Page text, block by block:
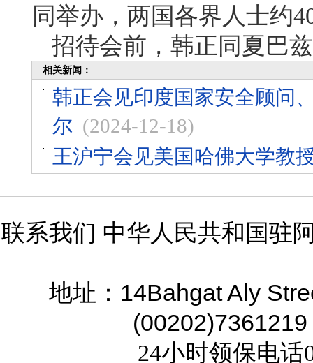
同举办，两国各界人士约
招待会前，韩正同夏巴
相关新闻：
韩正会见印度国家安全顾问
尔 (2024-12-18)
王沪宁会见美国哈佛大学教
联系我们 中华人民共和国驻
地址： 14Bahgat Aly
(00202)7361219
24小时领保电话